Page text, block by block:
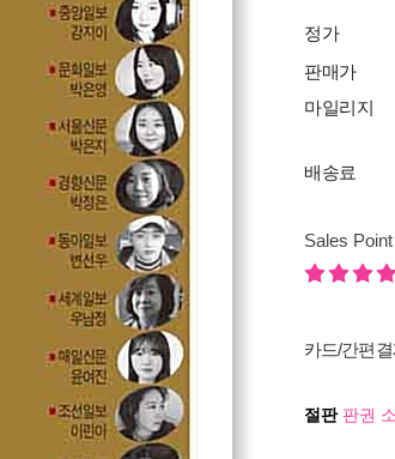
정가
판매가
마일리지
배송료
Sales Point
카드/간편
절판판권